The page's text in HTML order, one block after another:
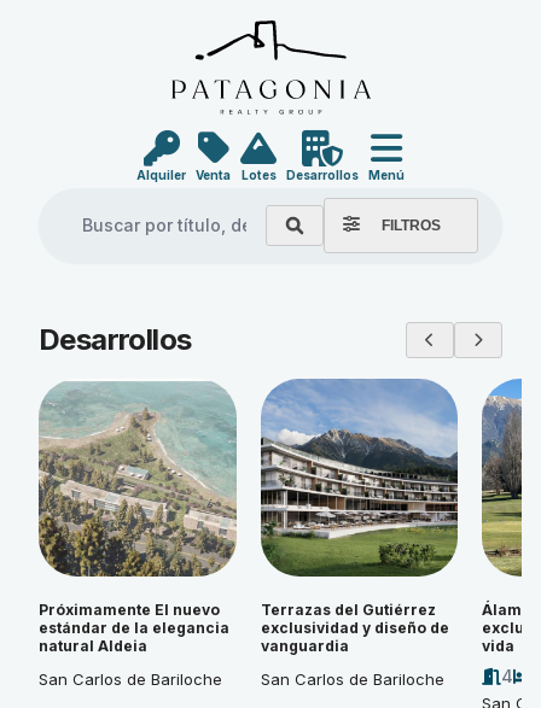
Alquiler Venta Lotes Desarrollos Menú
FILTROS
Explore our properties
Desarrollos
Próximamente El nuevo
estándar de la elegancia
natural Aldeia
San Carlos de Bariloche
Terrazas del Gutiérrez
exclusividad y diseño de
vanguardia
San Carlos de Bariloche
vida
4
San